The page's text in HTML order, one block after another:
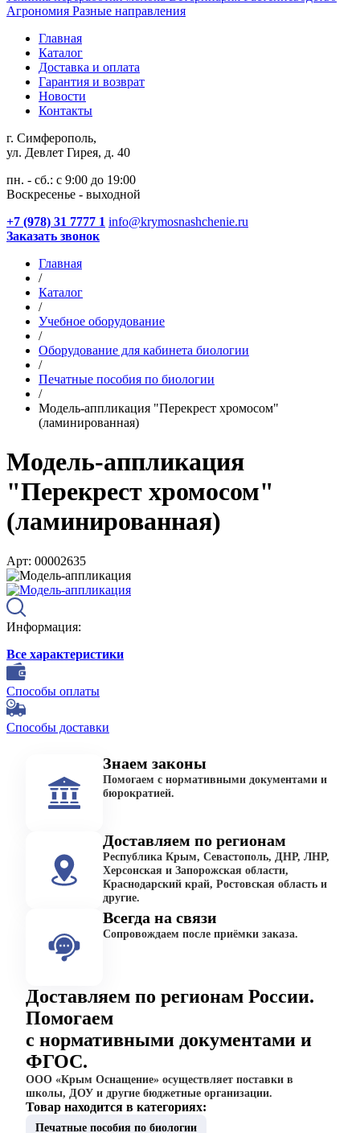
Агрономия Разные направления
Главная
Каталог
Доставка и оплата
Гарантия и возврат
Новости
Контакты
г. Симферополь,
ул. Девлет Гирея, д. 40
пн. - сб.: с 9:00 до 19:00
Воскресенье - выходной
+7 (978) 31 7777 1 info@krymosnashchenie.ru
Заказать звонок
Главная
/
Каталог
/
Учебное оборудование
/
Оборудование для кабинета биологии
/
Печатные пособия по биологии
/
Модель-аппликация "Перекрест хромосом"
(ламинированная)
Модель-аппликация
"Перекрест хромосом"
(ламинированная)
Арт: 00002635
Информация:
Все характеристики
Способы оплаты
Способы доставки
Знаем законы
Помогаем с нормативными документами и
бюрократией.
Доставляем по регионам
Республика Крым, Севастополь, ДНР, ЛНР,
Херсонская и Запорожская области,
Краснодарский край, Ростовская область и
другие.
Всегда на связи
Сопровождаем после приёмки заказа.
Доставляем по регионам России.
Помогаем
с нормативными документами и
ФГОС.
ООО «Крым Оснащение» осуществляет поставки в
школы, ДОУ и другие бюджетные организации.
Товар находится в категориях:
Печатные пособия по биологии